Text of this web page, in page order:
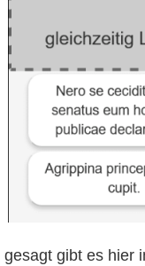
gesagt gibt es hier